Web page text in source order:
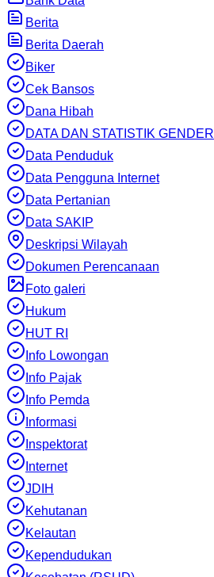
Berita
Berita Daerah
Biker
Cek Bansos
Dana Hibah
DATA DAN STATISTIK GENDER
Data Penduduk
Data Pengguna Internet
Data Pertanian
Data SAKIP
Deskripsi Wilayah
Dokumen Perencanaan
Foto galeri
Hukum
HUT RI
Info Lowongan
Info Pajak
Info Pemda
Informasi
Inspektorat
Internet
JDIH
Kehutanan
Kelautan
Kependudukan